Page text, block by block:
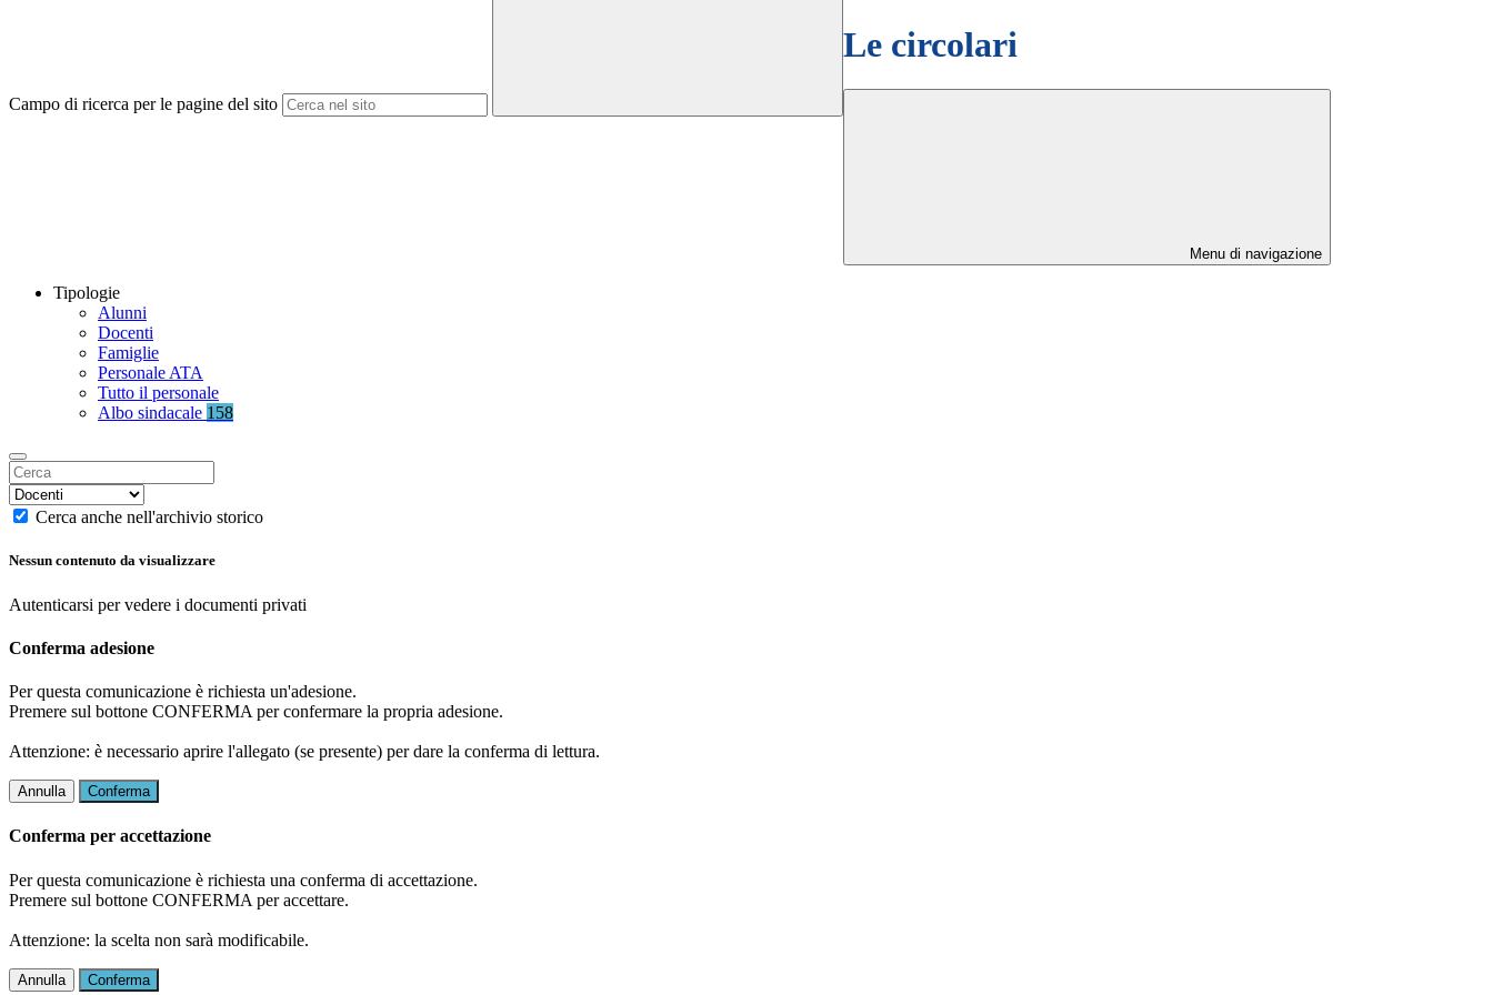
Campo di ricerca per le pagine del sito
Le circolari
Menu di navigazione
Tipologie
Alunni
Docenti
Famiglie
Personale ATA
Tutto il personale
Albo sindacale 158
Cerca anche nell'archivio storico
Nessun contenuto da visualizzare
Autenticarsi per vedere i documenti privati
Conferma adesione
Per questa comunicazione è richiesta un'adesione.
Premere sul bottone CONFERMA per confermare la propria adesione.
Attenzione: è necessario aprire l'allegato (se presente) per dare la conferma di lettura.
Annulla Conferma
Conferma per accettazione
Per questa comunicazione è richiesta una conferma di accettazione.
Premere sul bottone CONFERMA per accettare.
Attenzione: la scelta non sarà modificabile.
Annulla Conferma